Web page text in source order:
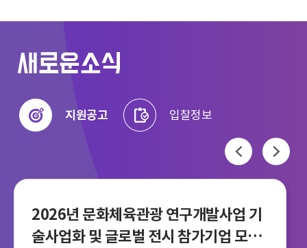
새로운소식
지원공고 입찰정보
이전 다음
2026년 문화체육관광 연구개발사업 기
술사업화 및 글로벌 전시 참가기업 모집